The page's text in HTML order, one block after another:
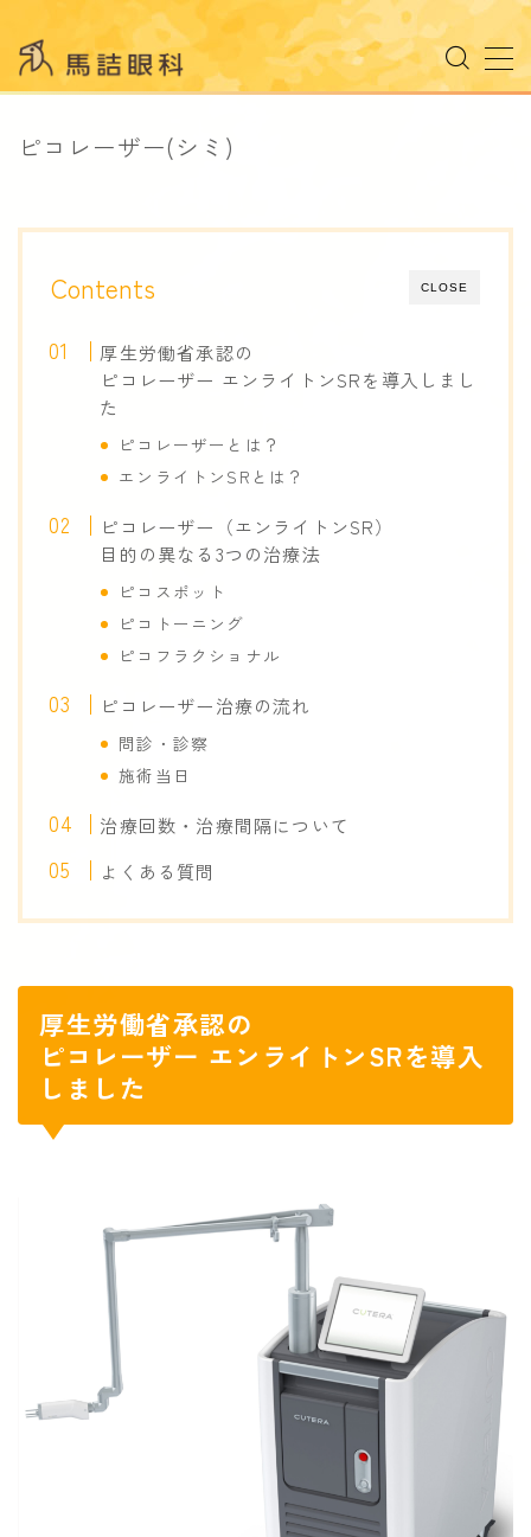
MENU
受診される方へ
ドクター紹介
検査機器
診療案内
コンタクトレンズ
オルソケラトロジー
レーザー治療／注射
ドライアイ/MGD治療
手術について
白内障手術 案内動画
目が痛い
まぶしく見える
虫が飛ぶ
二重に見える
形成外科
ピコレーザー(シミ)
CLOSE
Contents
厚生労働省承認の
ピコレーザー エンライトンSRを導入しまし
た
ピコレーザーとは？
エンライトンSRとは？
ピコレーザー（エンライトンSR）
目的の異なる3つの治療法
ピコスポット
ピコトーニング
ピコフラクショナル
ピコレーザー治療の流れ
問診・診察
施術当日
治療回数・治療間隔について
よくある質問
厚生労働省承認の
ピコレーザー エンライトンSRを導入
しました